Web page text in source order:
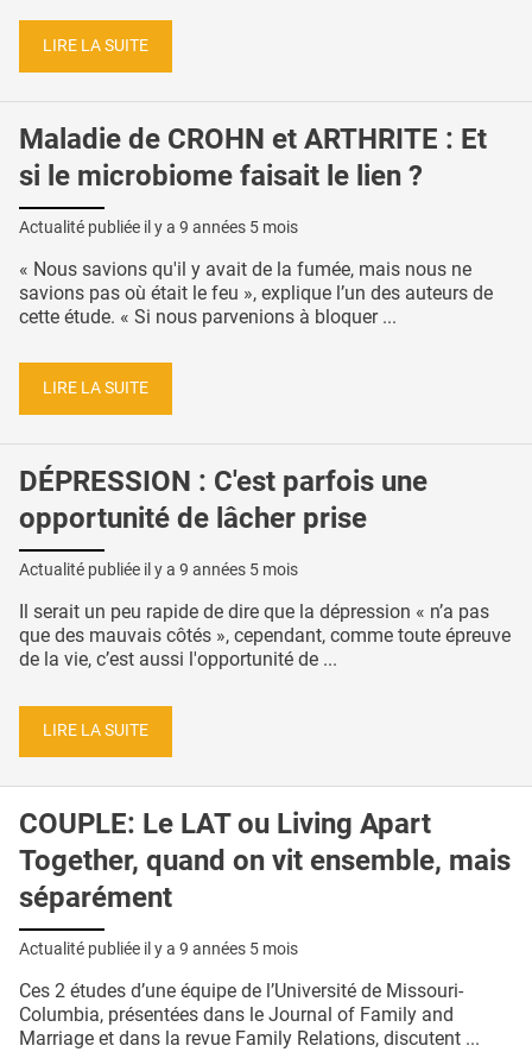
LIRE LA SUITE
Maladie de CROHN et ARTHRITE : Et
si le microbiome faisait le lien ?
Actualité publiée il y a 9 années 5 mois
« Nous savions qu'il y avait de la fumée, mais nous ne
savions pas où était le feu », explique l’un des auteurs de
cette étude. « Si nous parvenions à bloquer ...
LIRE LA SUITE
DÉPRESSION : C'est parfois une
opportunité de lâcher prise
Actualité publiée il y a 9 années 5 mois
Il serait un peu rapide de dire que la dépression « n’a pas
que des mauvais côtés », cependant, comme toute épreuve
de la vie, c’est aussi l'opportunité de ...
LIRE LA SUITE
COUPLE: Le LAT ou Living Apart
Together, quand on vit ensemble, mais
séparément
Actualité publiée il y a 9 années 5 mois
Ces 2 études d’une équipe de l’Université de Missouri-
Columbia, présentées dans le Journal of Family and
Marriage et dans la revue Family Relations, discutent ...